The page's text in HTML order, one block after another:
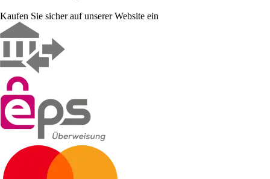
Kaufen Sie sicher auf unserer Website ein